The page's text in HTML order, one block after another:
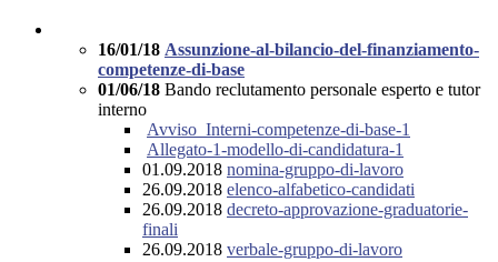
16/01/18 Assunzione-al-bilancio-del-finanziamento-
competenze-di-base
01/06/18 Bando reclutamento personale esperto e tutor
interno
Avviso_Interni-competenze-di-base-1
Allegato-1-modello-di-candidatura-1
01.09.2018 nomina-gruppo-di-lavoro
26.09.2018 elenco-alfabetico-candidati
26.09.2018 decreto-approvazione-graduatorie-
finali
26.09.2018 verbale-gruppo-di-lavoro